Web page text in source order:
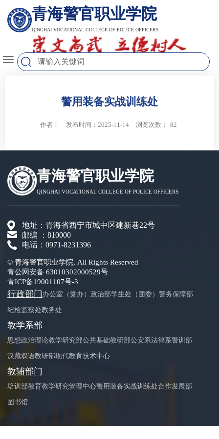
青海警官职业学院
QINGHAI VOCATIONAL COLLEGE OF POLICE OFFICERS
警用装备实战训练处
作者： 发布时间：2025-11-14 浏览次数： 82
青海警官职业学院
QINGHAI VOCATIONAL COLLEGE OF POLICE OFFICERS
地址：青海省西宁市城中区建新巷22号
邮编 ：810000
电话：0971-8231396
© 青海警官职业学院, All Rights Reserved
青公网安备 63010302000529号
青ICP备19001107号-3
行政部门 办公室（党办） 政治部学生处（团委） 警务保障部
纪检监察处教务处
教学系部
思想政治理论教学研究部公共基础教研部公安系法律系警训部
汉藏双语教研部现代教育技术中心
教辅部门
培训部教育教学研究管理中心警用装备实战训练处合作发展部
图书馆